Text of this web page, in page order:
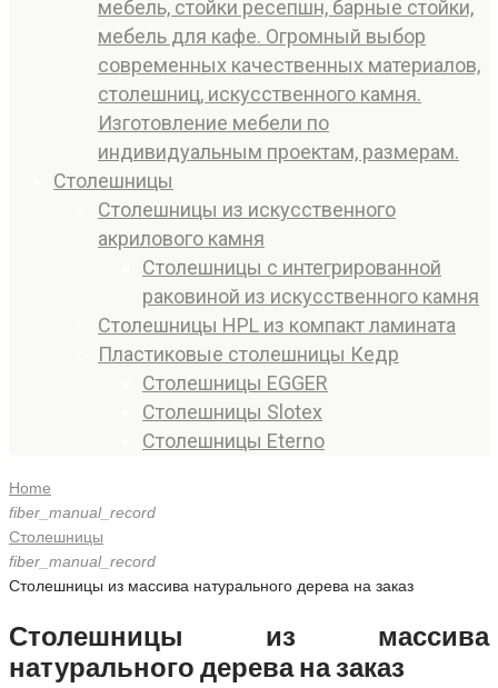
мебель, стойки ресепшн, барные стойки,
мебель для кафе. Огромный выбор
современных качественных материалов,
столешниц, искусственного камня.
Изготовление мебели по
индивидуальным проектам, размерам.
Столешницы
Столешницы из искусственного
акрилового камня
Столешницы с интегрированной
раковиной из искусственного камня
Столешницы HPL из компакт ламината
Пластиковые столешницы Кедр
Столешницы EGGER
Столешницы Slotex
Столешницы Eterno
Home
fiber_manual_record
Столешницы
fiber_manual_record
Столешницы из массива натурального дерева на заказ
Столешницы из массива
натурального дерева на заказ